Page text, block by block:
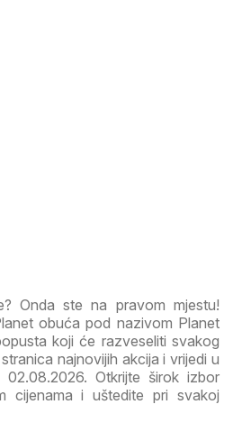
Onda ste na pravom mjestu!
obuća pod nazivom Planet
koji će razveseliti svakog
najnovijih akcija i vrijedi u
Otkrijte širok izbor
cijenama i uštedite pri svakoj